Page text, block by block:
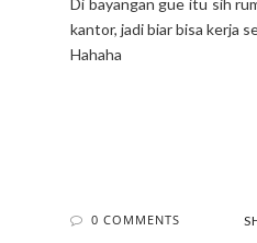
Di bayangan gue itu sih
kantor, jadi biar bisa kerja
Hahaha
0 COMMENTS